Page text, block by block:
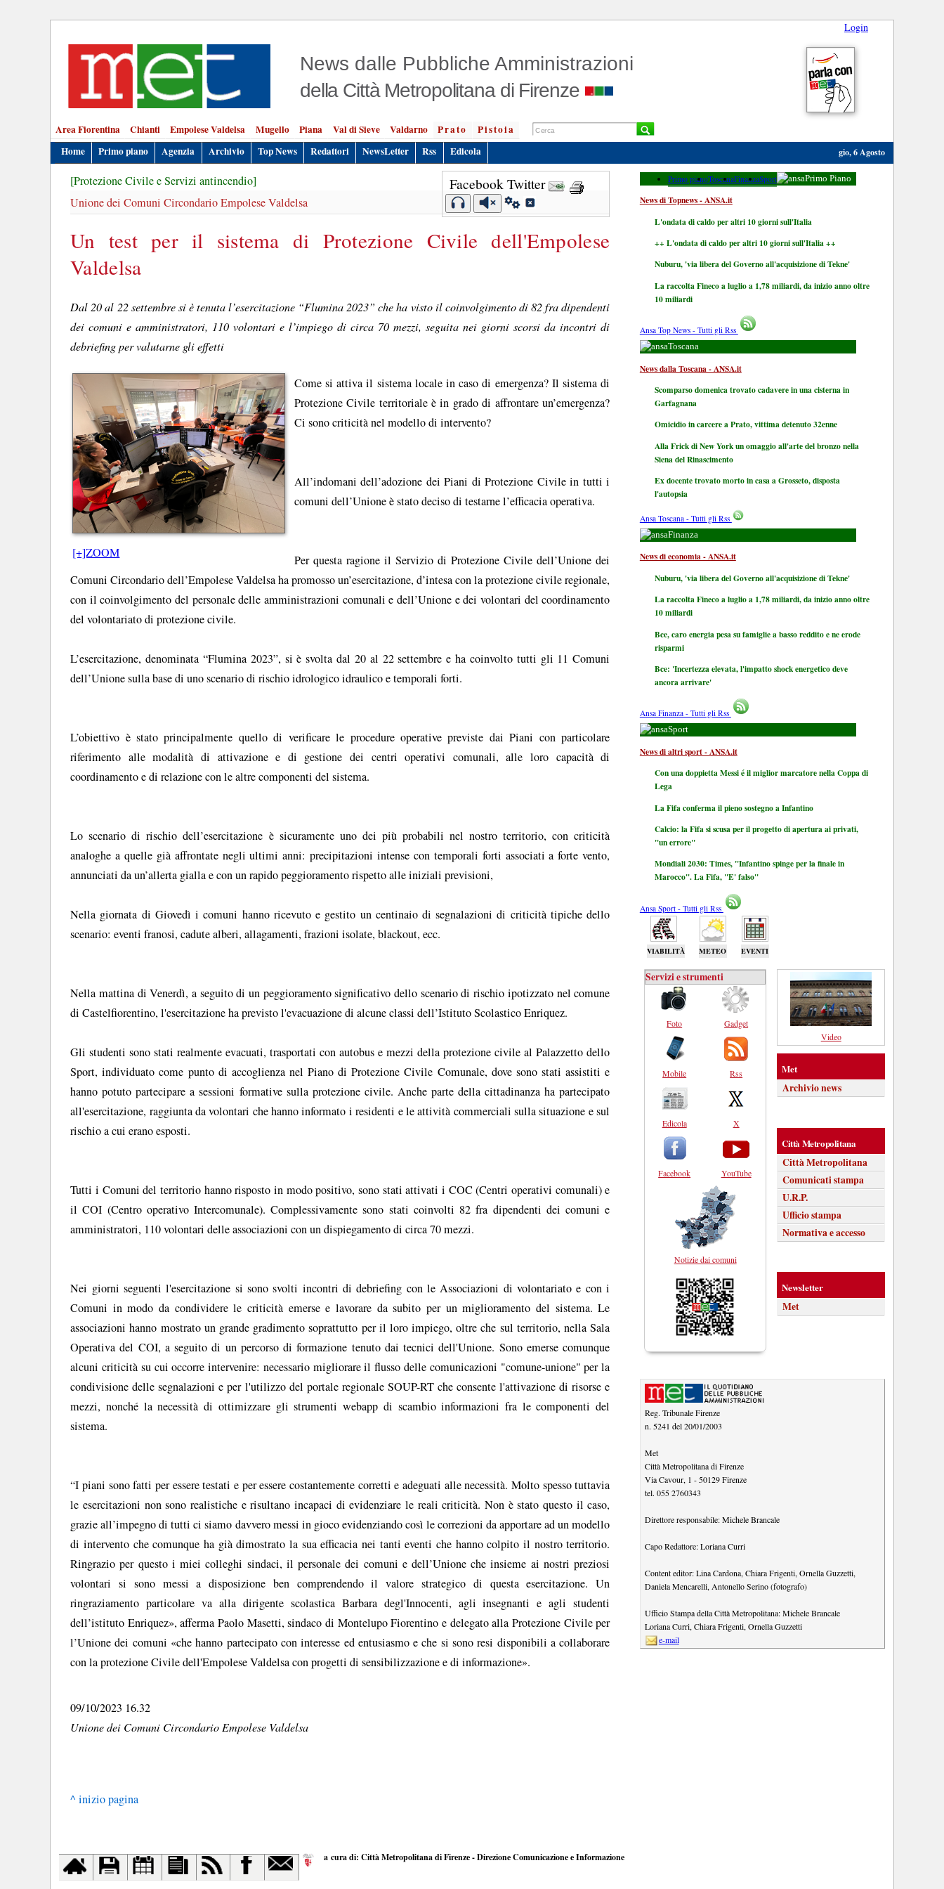
Login
News dalle Pubbliche Amministrazioni
della Città Metropolitana di Firenze
Area Fiorentina Chianti Empolese Valdelsa Mugello Piana Val di Sieve Valdarno Prato
Pistoia
Home
Primo piano Agenzia Archivio Top News Redattori NewsLetter Rss Edicola gio, 6 Agosto
Facebook Twitter
[Protezione Civile e Servizi antincendio]
Unione dei Comuni Circondario Empolese Valdelsa
Un test per il sistema di Protezione Civile dell'Empolese
Valdelsa
Dal 20 al 22 settembre si è tenuta l’esercitazione “Flumina 2023” che ha visto il coinvolgimento di 82 fra dipendenti
dei comuni e amministratori, 110 volontari e l’impiego di circa 70 mezzi, seguita nei giorni scorsi da incontri di
debriefing per valutarne gli effetti
[+]ZOOM
Come si attiva il sistema locale in caso di emergenza? Il sistema di
Protezione Civile territoriale è in grado di affrontare un’emergenza?
Ci sono criticità nel modello di intervento?
All’indomani dell’adozione dei Piani di Protezione Civile in tutti i
comuni dell’Unione è stato deciso di testarne l’efficacia operativa.
Per questa ragione il Servizio di Protezione Civile dell’Unione dei
Comuni Circondario dell’Empolese Valdelsa ha promosso un’esercitazione, d’intesa con la protezione civile regionale,
con il coinvolgimento del personale delle amministrazioni comunali e dell’Unione e dei volontari del coordinamento
del volontariato di protezione civile.
L’esercitazione, denominata “Flumina 2023”, si è svolta dal 20 al 22 settembre e ha coinvolto tutti gli 11 Comuni
dell’Unione sulla base di uno scenario di rischio idrologico idraulico e temporali forti.
L’obiettivo è stato principalmente quello di verificare le procedure operative previste dai Piani con particolare
riferimento alle modalità di attivazione e di gestione dei centri operativi comunali, alle loro capacità di
coordinamento e di relazione con le altre componenti del sistema.
Lo scenario di rischio dell’esercitazione è sicuramente uno dei più probabili nel nostro territorio, con criticità
analoghe a quelle già affrontate negli ultimi anni: precipitazioni intense con temporali forti associati a forte vento,
annunciati da un’allerta gialla e con un rapido peggioramento rispetto alle iniziali previsioni,
Nella giornata di Giovedì i comuni hanno ricevuto e gestito un centinaio di segnalazioni di criticità tipiche dello
scenario: eventi franosi, cadute alberi, allagamenti, frazioni isolate, blackout, ecc.
Nella mattina di Venerdì, a seguito di un peggioramento significativo dello scenario di rischio ipotizzato nel comune
di Castelfiorentino, l'esercitazione ha previsto l'evacuazione di alcune classi dell’Istituto Scolastico Enriquez.
Gli studenti sono stati realmente evacuati, trasportati con autobus e mezzi della protezione civile al Palazzetto dello
Sport, individuato come punto di accoglienza nel Piano di Protezione Civile Comunale, dove sono stati assistiti e
hanno potuto partecipare a sessioni formative sulla protezione civile. Anche parte della cittadinanza ha partecipato
all'esercitazione, raggiunta da volontari che hanno informato i residenti e le attività commerciali sulla situazione e sul
rischio a cui erano esposti.
Tutti i Comuni del territorio hanno risposto in modo positivo, sono stati attivati i COC (Centri operativi comunali) e
il COI (Centro operativo Intercomunale). Complessivamente sono stati coinvolti 82 fra dipendenti dei comuni e
amministratori, 110 volontari delle associazioni con un dispiegamento di circa 70 mezzi.
Nei giorni seguenti l'esercitazione si sono svolti incontri di debriefing con le Associazioni di volontariato e con i
Comuni in modo da condividere le criticità emerse e lavorare da subito per un miglioramento del sistema. Le
associazioni hanno mostrato un grande gradimento soprattutto per il loro impiego, oltre che sul territorio, nella Sala
Operativa del COI, a seguito di un percorso di formazione tenuto dai tecnici dell'Unione. Sono emerse comunque
alcuni criticità su cui occorre intervenire: necessario migliorare il flusso delle comunicazioni "comune-unione" per la
condivisione delle segnalazioni e per l'utilizzo del portale regionale SOUP-RT che consente l'attivazione di risorse e
mezzi, nonché la necessità di ottimizzare gli strumenti webapp di scambio informazioni fra le componenti del
sistema.
“I piani sono fatti per essere testati e per essere costantemente corretti e adeguati alle necessità. Molto spesso tuttavia
le esercitazioni non sono realistiche e risultano incapaci di evidenziare le reali criticità. Non è stato questo il caso,
grazie all’impegno di tutti ci siamo davvero messi in gioco evidenziando così le correzioni da apportare ad un modello
di intervento che comunque ha già dimostrato la sua efficacia nei tanti eventi che hanno colpito il nostro territorio.
Ringrazio per questo i miei colleghi sindaci, il personale dei comuni e dell’Unione che insieme ai nostri preziosi
volontari si sono messi a disposizione ben comprendendo il valore strategico di questa esercitazione. Un
ringraziamento particolare va alla dirigente scolastica Barbara degl'Innocenti, agli insegnanti e agli studenti
dell’istituto Enriquez», afferma Paolo Masetti, sindaco di Montelupo Fiorentino e delegato alla Protezione Civile per
l’Unione dei comuni «che hanno partecipato con interesse ed entusiasmo e che si sono resi disponibili a collaborare
con la protezione Civile dell'Empolese Valdelsa con progetti di sensibilizzazione e di informazione».
09/10/2023 16.32
Unione dei Comuni Circondario Empolese Valdelsa
^ inizio pagina
Primo pianoToscanaFinanzaSport Primo Piano
News di Topnews - ANSA.it
L'ondata di caldo per altri 10 giorni sull'Italia
++ L'ondata di caldo per altri 10 giorni sull'Italia ++
Nuburu, 'via libera del Governo all'acquisizione di Tekne'
La raccolta Fineco a luglio a 1,78 miliardi, da inizio anno oltre
10 miliardi
Ansa Top News - Tutti gli Rss
Toscana
News dalla Toscana - ANSA.it
Scomparso domenica trovato cadavere in una cisterna in
Garfagnana
Omicidio in carcere a Prato, vittima detenuto 32enne
Alla Frick di New York un omaggio all'arte del bronzo nella
Siena del Rinascimento
Ex docente trovato morto in casa a Grosseto, disposta
l'autopsia
Ansa Toscana - Tutti gli Rss
Finanza
News di economia - ANSA.it
Nuburu, 'via libera del Governo all'acquisizione di Tekne'
La raccolta Fineco a luglio a 1,78 miliardi, da inizio anno oltre
10 miliardi
Bce, caro energia pesa su famiglie a basso reddito e ne erode
risparmi
Bce: 'Incertezza elevata, l'impatto shock energetico deve
ancora arrivare'
Ansa Finanza - Tutti gli Rss
Sport
News di altri sport - ANSA.it
Con una doppietta Messi é il miglior marcatore nella Coppa di
Lega
La Fifa conferma il pieno sostegno a Infantino
Calcio: la Fifa si scusa per il progetto di apertura ai privati,
"un errore"
Mondiali 2030: Times, "Infantino spinge per la finale in
Marocco". La Fifa, "E' falso"
Ansa Sport - Tutti gli Rss
VIABILITÀ METEO EVENTI
Servizi e strumenti
Foto
Mobile
Edicola
Facebook
Gadget
Rss
X
YouTube
Notizie dai comuni
Video
Met
Archivio news
Città Metropolitana
Città Metropolitana
Comunicati stampa
U.R.P.
Ufficio stampa
Normativa e accesso
Newsletter
Met
Reg. Tribunale Firenze
n. 5241 del 20/01/2003
Met
Città Metropolitana di Firenze
Via Cavour, 1 - 50129 Firenze
tel. 055 2760343
Direttore responsabile:Michele Brancale
Capo Redattore:Loriana Curri
Content editor:Lina Cardona, Chiara Frigenti, Ornella Guzzetti,
Daniela Mencarelli, Antonello Serino (fotografo)
Ufficio Stampa della Città Metropolitana:Michele Brancale
Loriana Curri, Chiara Frigenti, Ornella Guzzetti
e-mail
a cura di: Città Metropolitana di Firenze - Direzione Comunicazione e Informazione